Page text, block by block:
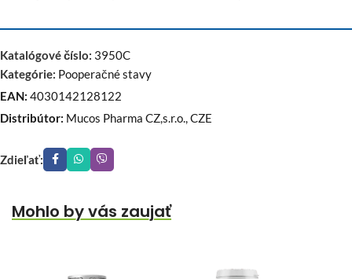
Katalógové číslo: 3950C
Kategórie: Pooperačné stavy
EAN: 4030142128122
Distribútor: Mucos Pharma CZ,s.r.o., CZE
Zdieľať:
Mohlo by vás zaujať